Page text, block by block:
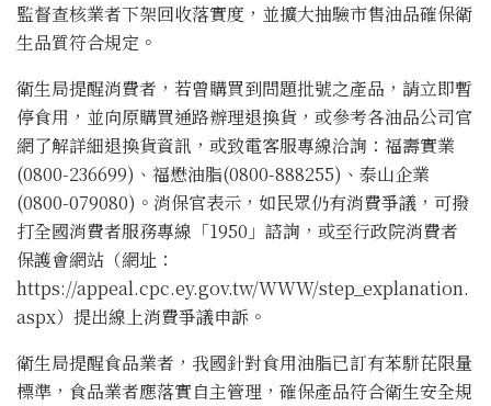
監督查核業者下架回收落實度，並擴大抽驗市售油品確保衛
生品質符合規定。
衛生局提醒消費者，若曾購買到問題批號之產品，請立即暫
停食用，並向原購買通路辦理退換貨，或參考各油品公司官
網了解詳細退換貨資訊，或致電客服專線洽詢：福壽實業
(0800-236699)、福懋油脂(0800-888255)、泰山企業
(0800-079080)。消保官表示，如民眾仍有消費爭議，可撥
打全國消費者服務專線「1950」諮詢，或至行政院消費者
保護會網站（網址：
https://appeal.cpc.ey.gov.tw/WWW/step_explanation.
aspx）提出線上消費爭議申訴。
衛生局提醒食品業者，我國針對食用油脂已訂有苯駢芘限量
標準，食品業者應落實自主管理，確保產品符合衛生安全規